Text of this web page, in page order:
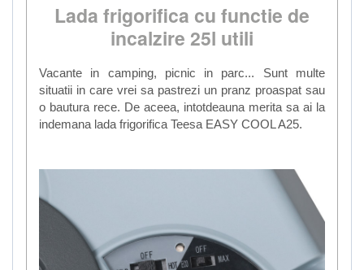
Lada frigorifica cu functie de
incalzire 25l utili
Vacante in camping, picnic in parc... Sunt multe
situatii in care vrei sa pastrezi un pranz proaspat sau
o bautura rece. De aceea, intotdeauna merita sa ai la
indemana lada frigorifica Teesa EASY COOL A25.